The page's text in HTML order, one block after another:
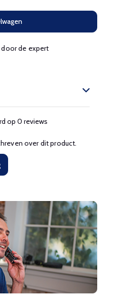
de expert
op 0 reviews
over dit product.